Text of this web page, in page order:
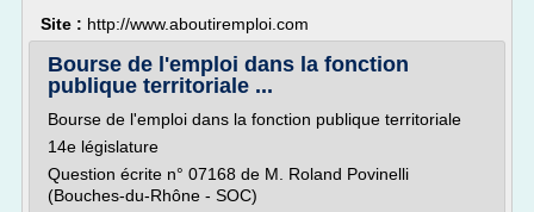
Site : http://www.aboutiremploi.com
Bourse de l'emploi dans la fonction
publique territoriale ...
Bourse de l'emploi dans la fonction publique territoriale
14e législature
Question écrite n° 07168 de M. Roland Povinelli
(Bouches-du-Rhône - SOC)